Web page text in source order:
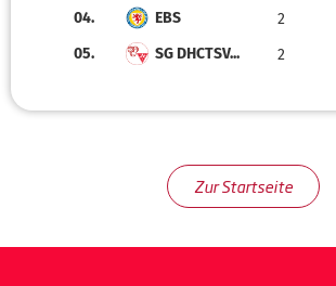
04.
EBS 2
05.
SG DHCTSV... 2
Zur Startseite